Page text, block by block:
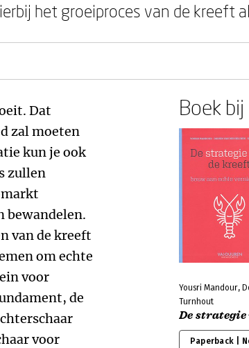
het groeiproces van de kreeft
Dat
zal moeten
kun je ook
zullen
bewandelen.
van de kreeft
om echte
voor
de
voor
Boek
Yousri Mandour,
Turnhout
De
Paperback |